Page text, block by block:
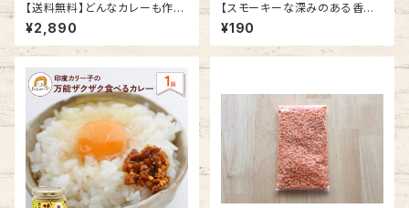
【送料無料】どんなカレーも作れ
るスパイス16点セット パウダ
ースパイス&ホールスパイス 16
種類 ミニスパ！ MINIMAL SPI
¥2,890
【スモーキーな深みのある香り
付けに】ブラウンカルダモン 5g
ホールスパイス ミニスパ！ MINI
MAL SPICE
¥190